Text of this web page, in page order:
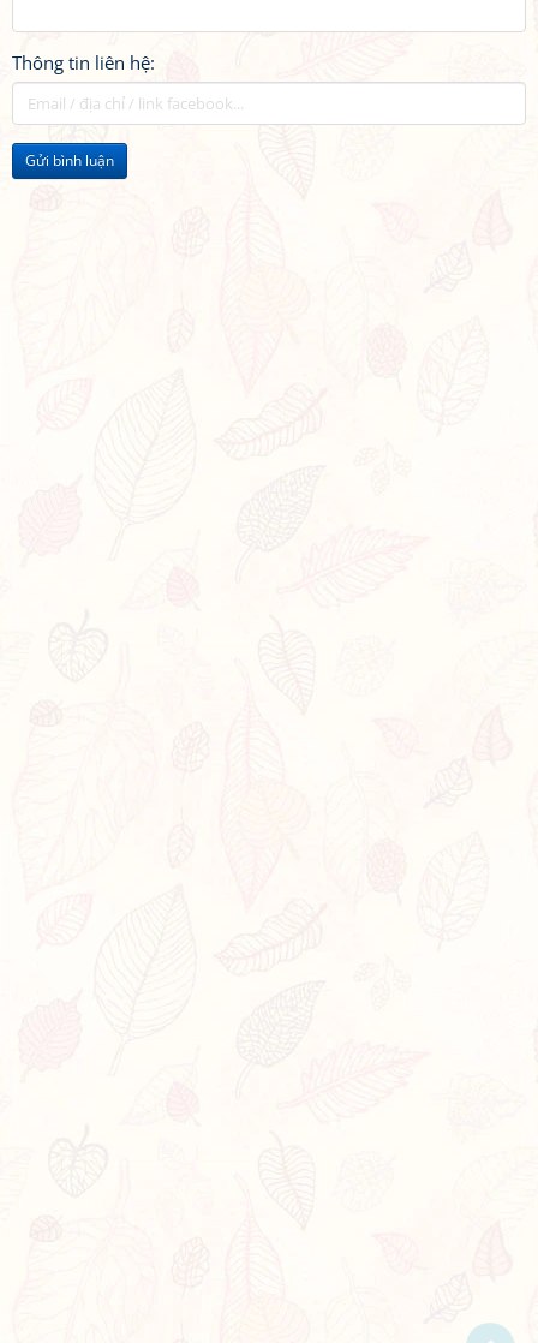
Thông tin liên hệ:
Gửi bình luận